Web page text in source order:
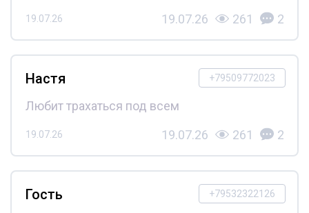
19.07.26 19.07.26 261 2
+79509772023
Настя
Любит трахаться под всем
19.07.26 19.07.26 261 2
+79532322126
Гость